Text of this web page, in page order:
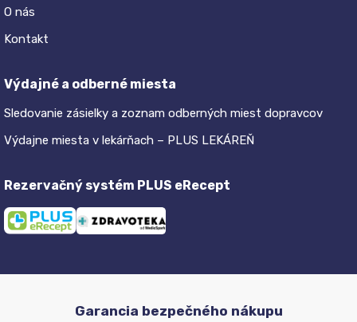
O nás
Kontakt
Výdajné a odberné miesta
Sledovanie zásielky a zoznam odberných miest dopravcov
Výdajne miesta v lekárňach – PLUS LEKÁREŇ
Rezervačný systém PLUS eRecept
Garancia bezpečného nákupu